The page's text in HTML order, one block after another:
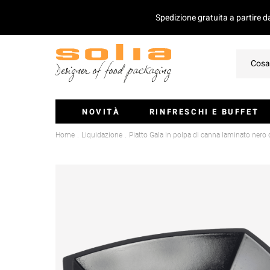
Spedizione gratuita a partire
NOVITÀ RINFRESCHI E BUFFET
Ciotoline E Monoporzioni
Stecchini E Mini-Posate
Home Liquidazione Piatto Gala in polpa di canna laminato nero